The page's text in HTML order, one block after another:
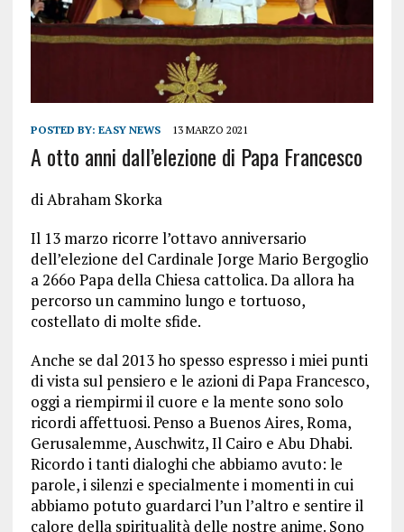
POSTED BY: EASY NEWS 13 MARZO 2021
A otto anni dall’elezione di Papa Francesco
di Abraham Skorka
Il 13 marzo ricorre l’ottavo anniversario
dell’elezione del Cardinale Jorge Mario Bergoglio
a 266o Papa della Chiesa cattolica. Da allora ha
percorso un cammino lungo e tortuoso,
costellato di molte sfide.
Anche se dal 2013 ho spesso espresso i miei punti
di vista sul pensiero e le azioni di Papa Francesco,
oggi a riempirmi il cuore e la mente sono solo
ricordi affettuosi. Penso a Buenos Aires, Roma,
Gerusalemme, Auschwitz, Il Cairo e Abu Dhabi.
Ricordo i tanti dialoghi che abbiamo avuto: le
parole, i silenzi e specialmente i momenti in cui
abbiamo potuto guardarci l’un l’altro e sentire il
calore della spiritualità delle nostre anime. Sono